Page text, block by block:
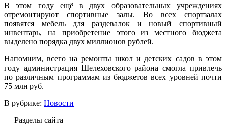
В этом году ещё в двух образовательных учреждениях
отремонтируют спортивные залы. Во всех спортзалах
появятся мебель для раздевалок и новый спортивный
инвентарь, на приобретение этого из местного бюджета
выделено порядка двух миллионов рублей.
Напомним, всего на ремонты школ и детских садов в этом
году администрация Шелеховского района смогла привлечь
по различным программам из бюджетов всех уровней почти
75 млн руб.
В рубрике: Новости
Разделы сайта